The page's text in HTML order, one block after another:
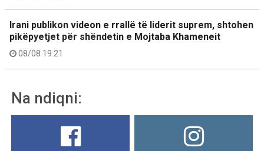
Irani publikon videon e rrallë të liderit suprem, shtohen
pikëpyetjet për shëndetin e Mojtaba Khameneit
08/08 19:21
Na ndiqni: